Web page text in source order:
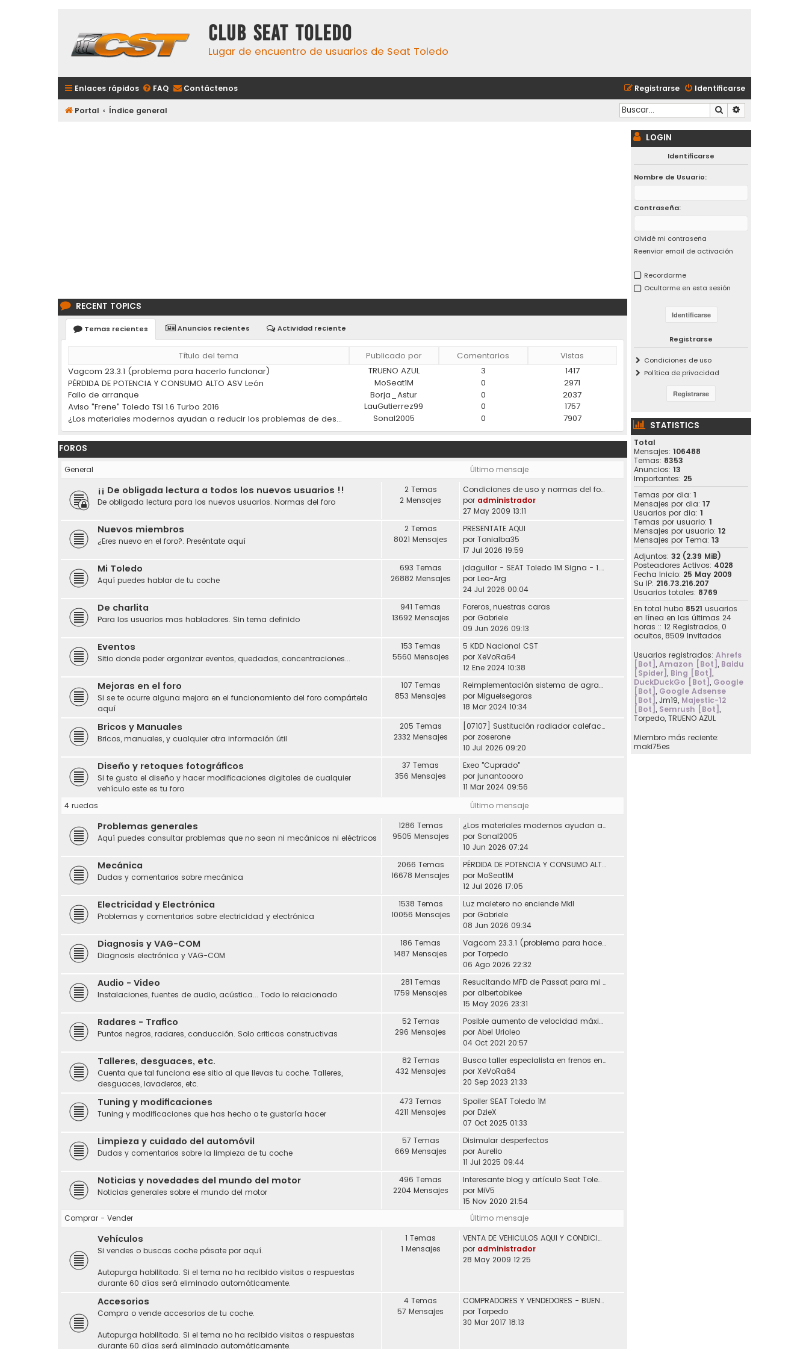
Club Seat Toledo
Lugar de encuentro de usuarios de Seat Toledo
Enlaces rápidos FAQ Contáctenos Identificarse
Registrarse
Portal Índice general Buscar
RECENT TOPICS
Temas recientes Anuncios recientes Actividad reciente
Título del tema Publicado por Comentarios
Vistas
Vagcom 23.3.1 (problema para hacerlo funcionar)
TRUENO AZUL 3
1417
PÉRDIDA DE POTENCIA Y CONSUMO ALTO ASV León
MoSeat1M 0
2971
Fallo de arranque
Borja_Astur 0
2037
Aviso "Frene" Toledo TSI 1.6 Turbo 2016
LauGutierrez99 0
1757
¿Los materiales modernos ayudan a reducir los problemas de desgaste en los coches?
Sonal2005 0 7907
FOROS
Último mensaje
General
¡¡ De obligada lectura a todos los nuevos usuarios !!
De obligada lectura para los nuevos usuarios. Normas del foro
2 Temas
2 Mensajes
Condiciones de uso y normas del foro.
por administrador
27 May 2009 13:11
Nuevos miembros
¿Eres nuevo en el foro?. Preséntate aquí
2 Temas
8021 Mensajes
PRESENTATE AQUI
por Tonialba35
17 Jul 2026 19:59
Mi Toledo
Aquí puedes hablar de tu coche
693 Temas
26882 Mensajes
jdaguilar - SEAT Toledo 1M Signa - 1.8 20V 125CV Automático - 10/2001
por Leo-Arg
24 Jul 2026 00:04
De charlita
Para los usuarios mas habladores. Sin tema definido
941 Temas
13692 Mensajes
Foreros, nuestras caras
por Gabriele
09 Jun 2026 09:13
Eventos
Sitio donde poder organizar eventos, quedadas, concentraciones...
153 Temas
5560 Mensajes
5 KDD Nacional CST
por XeVoRa64
12 Ene 2024 10:38
Mejoras en el foro
Si se te ocurre alguna mejora en el funcionamiento del foro compártela
aquí
107 Temas
853 Mensajes
Reimplementación sistema de agradecimiento en los posts
por Miguelsegoras
18 Mar 2024 10:34
Bricos y Manuales
Bricos, manuales, y cualquier otra información útil
205 Temas
2332 Mensajes
[07107] Sustitución radiador calefacción Seat Toledo I
por zoserone
10 Jul 2026 09:20
Diseño y retoques fotográficos
Si te gusta el diseño y hacer modificaciones digitales de cualquier
vehículo este es tu foro
37 Temas
356 Mensajes
Exeo "Cuprado"
por junantoooro
11 Mar 2024 09:56
Último mensaje
4 ruedas
Problemas generales
Aquí puedes consultar problemas que no sean ni mecánicos ni eléctricos
1286 Temas
9505 Mensajes
¿Los materiales modernos ayudan a reducir los problemas de desgaste en los coches?
por Sonal2005
10 Jun 2026 07:24
Mecánica
Dudas y comentarios sobre mecánica
2066 Temas
16678 Mensajes
PÉRDIDA DE POTENCIA Y CONSUMO ALTO ASV León
por MoSeat1M
12 Jul 2026 17:05
Electricidad y Electrónica
Problemas y comentarios sobre electricidad y electrónica
1538 Temas
10056 Mensajes
Luz maletero no enciende MkII
por Gabriele
08 Jun 2026 09:34
Diagnosis y VAG-COM
Diagnosis electrónica y VAG-COM
186 Temas
1487 Mensajes
Vagcom 23.3.1 (problema para hacerlo funcionar)
por Torpedo
06 Ago 2026 22:32
Audio - Video
Instalaciones, fuentes de audio, acústica... Todo lo relacionado
281 Temas
1759 Mensajes
Resucitando MFD de Passat para mi Toledo + Petición ayuda idioma (CD DX)
por albertobikee
15 May 2026 23:31
Radares - Trafico
Puntos negros, radares, conducción. Solo criticas constructivas
52 Temas
296 Mensajes
Posible aumento de velocidad máxima en autovías
por Abel Urioleo
04 Oct 2021 20:57
Talleres, desguaces, etc.
Cuenta que tal funciona ese sitio al que llevas tu coche. Talleres,
desguaces, lavaderos, etc.
82 Temas
432 Mensajes
Busco taller especialista en frenos en Madrid
por XeVoRa64
20 Sep 2023 21:33
Tuning y modificaciones
Tuning y modificaciones que has hecho o te gustaría hacer
473 Temas
4211 Mensajes
Spoiler SEAT Toledo 1M
por DzieX
07 Oct 2025 01:33
Limpieza y cuidado del automóvil
Dudas y comentarios sobre la limpieza de tu coche
57 Temas
669 Mensajes
Disimular desperfectos
por Aurelio
11 Jul 2025 09:44
Noticias y novedades del mundo del motor
Noticias generales sobre el mundo del motor
496 Temas
2204 Mensajes
Interesante blog y artículo Seat Toledo 1L
por MiV5
15 Nov 2020 21:54
Último mensaje
Comprar - Vender
Vehículos
Si vendes o buscas coche pásate por aquí.
Autopurga habilitada. Si el tema no ha recibido visitas o respuestas
durante 60 días será eliminado automáticamente.
1 Temas
1 Mensajes
VENTA DE VEHICULOS AQUI Y CONDICIONES DE USO.
por administrador
28 May 2009 12:25
Accesorios
Compra o vende accesorios de tu coche.
Autopurga habilitada. Si el tema no ha recibido visitas o respuestas
durante 60 días será eliminado automáticamente.
4 Temas
57 Mensajes
COMPRADORES Y VENDEDORES - BUENOS Y MALOS
por Torpedo
30 Mar 2017 18:13
LOGIN
Identificarse
Nombre de Usuario:
Contraseña:
Olvidé mi contraseña
Reenviar email de activación
Recordarme
Ocultarme en esta sesión
Registrarse
Condiciones de uso
Política de privacidad
STATISTICS
Total
Mensajes: 106488
Temas: 8353
Anuncios: 13
Importantes: 25
Temas por dia: 1
Mensajes por dia: 17
Usuarios por dia: 1
Temas por usuario: 1
Mensajes por usuario: 12
Mensajes por Tema: 13
Adjuntos: 32 (2.39 MiB)
Posteadores Activos: 4028
Fecha Inicio: 25 May 2009
Su IP: 216.73.216.207
Usuarios totales: 8769
En total hubo 8521 usuarios
en línea en las últimas 24
horas :: 12 Registrados, 0
ocultos, 8509 Invitados
Usuarios registrados: Ahrefs
[Bot], Amazon [Bot], Baidu
[Spider], Bing [Bot],
DuckDuckGo [Bot], Google
[Bot], Google Adsense
[Bot], Jm19, Majestic-12
[Bot], Semrush [Bot],
Torpedo, TRUENO AZUL
Miembro más reciente:
maki75es